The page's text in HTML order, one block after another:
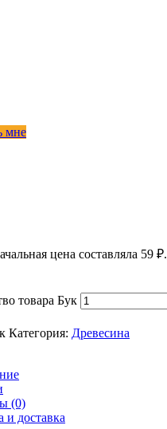
мне
цена составляла 59 ₽.
товара Бук
Категория: Древесина
(0)
и доставка